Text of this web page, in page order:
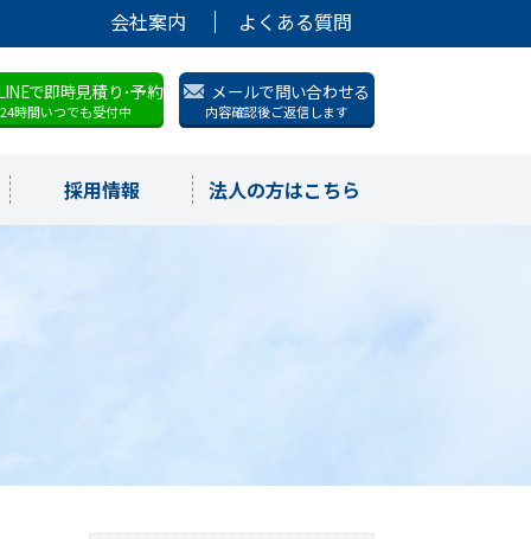
会社案内 よくある質問
で即時見積り･予約
24時間いつでも受付中
メールで問い合わせる
内容確認後ご返信します
採用情報 法人の方はこちら